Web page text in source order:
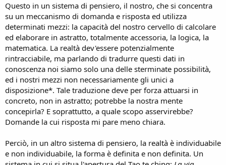
Questo in un sistema di pensiero, il nostro, che si concentra
su un meccanismo di domanda e risposta ed utilizza
determinati mezzi: la capacità del nostro cervello di calcolare
ed elaborare in astratto, totalmente accessoria, la logica, la
matematica. La realtà dev'essere potenzialmente
rintracciabile, ma parlando di tradurre questi dati in
conoscenza noi siamo solo una delle sterminate possibilità,
ed i nostri mezzi non necessariamente gli unici a
disposizione*. Tale traduzione deve per forza attuarsi in
concreto, non in astratto; potrebbe la nostra mente
concepirla? E soprattutto, a quale scopo asservirebbe?
Domande la cui risposta mi pare meno chiara.
Perciò, in un altro sistema di pensiero, la realtà è individuabile
e non individuabile, la forma è definita e non definita. Un